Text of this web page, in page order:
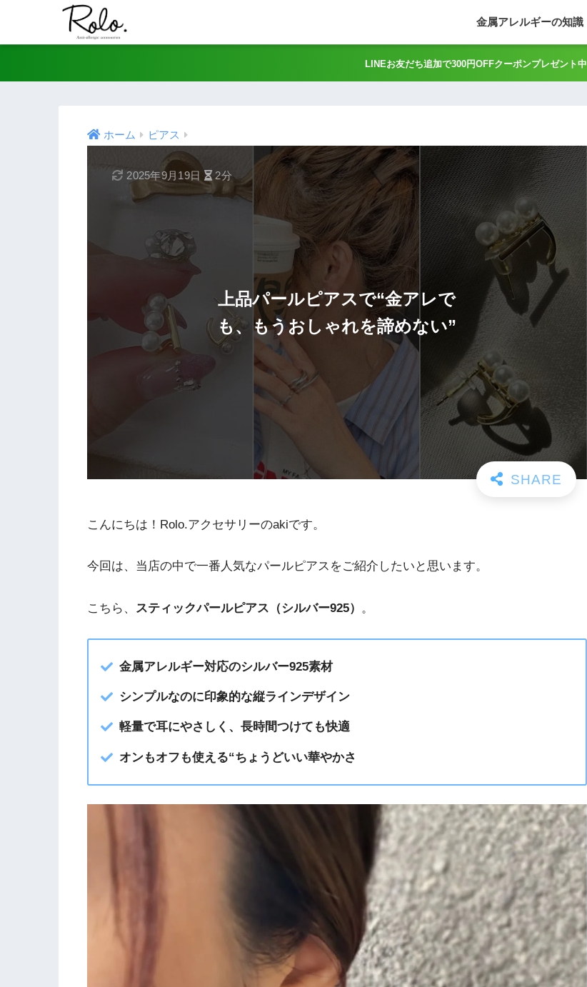
金属アレルギーの知識
LINEお友だち追加で300円OFFクーポンプレゼント中
ホーム ピアス
上品パールピアスで“金アレで
も、もうおしゃれを諦めない”
2025年9月19日 2分
こんにちは！Rolo.アクセサリーのakiです。
今回は、当店の中で一番人気なパールピアスをご紹介したいと思います。
こちら、 スティックパールピアス（シルバー925） 。
金属アレルギー対応のシルバー925素材
シンプルなのに印象的な縦ラインデザイン
軽量で耳にやさしく、長時間つけても快適
オンもオフも使える“ちょうどいい華やかさ